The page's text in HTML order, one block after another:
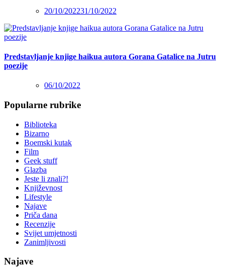
20/10/202231/10/2022
Predstavljanje knjige haikua autora Gorana Gatalice na Jutru
poezije
06/10/2022
Popularne rubrike
Biblioteka
Bizarno
Boemski kutak
Film
Geek stuff
Glazba
Jeste li znali?!
Književnost
Lifestyle
Najave
Priča dana
Recenzije
Svijet umjetnosti
Zanimljivosti
Najave